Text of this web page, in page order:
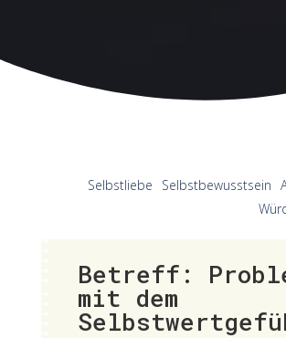
Selbstbewusstsein
Selbstliebe
Betreff:
mit dem